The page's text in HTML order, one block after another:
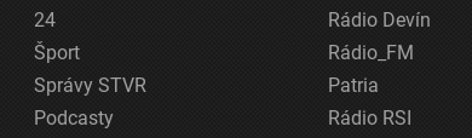
24
Šport
Správy STVR
Podcasty
Rádio Devín
Rádio_FM
Patria
Rádio RSI